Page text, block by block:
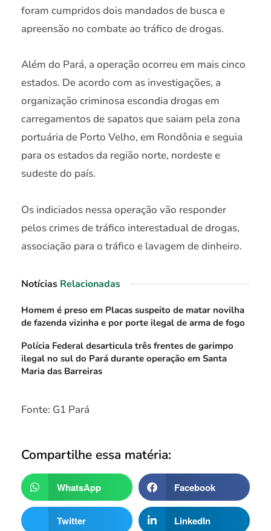
foram cumpridos dois mandados de busca e
apreensão no combate ao tráfico de drogas.
Além do Pará, a operação ocorreu em mais cinco
estados. De acordo com as investigações, a
organização criminosa escondia drogas em
carregamentos de sapatos que saiam pela zona
portuária de Porto Velho, em Rondônia e seguia
para os estados da região norte, nordeste e
sudeste do país.
Os indiciados nessa operação vão responder
pelos crimes de tráfico interestadual de drogas,
associação para o tráfico e lavagem de dinheiro.
Notícias Relacionadas
Homem é preso em Placas suspeito de matar novilha
de fazenda vizinha e por porte ilegal de arma de fogo
Polícia Federal desarticula três frentes de garimpo
ilegal no sul do Pará durante operação em Santa
Maria das Barreiras
Fonte: G1 Pará
Compartilhe essa matéria:
WhatsApp Facebook
Twitter LinkedIn